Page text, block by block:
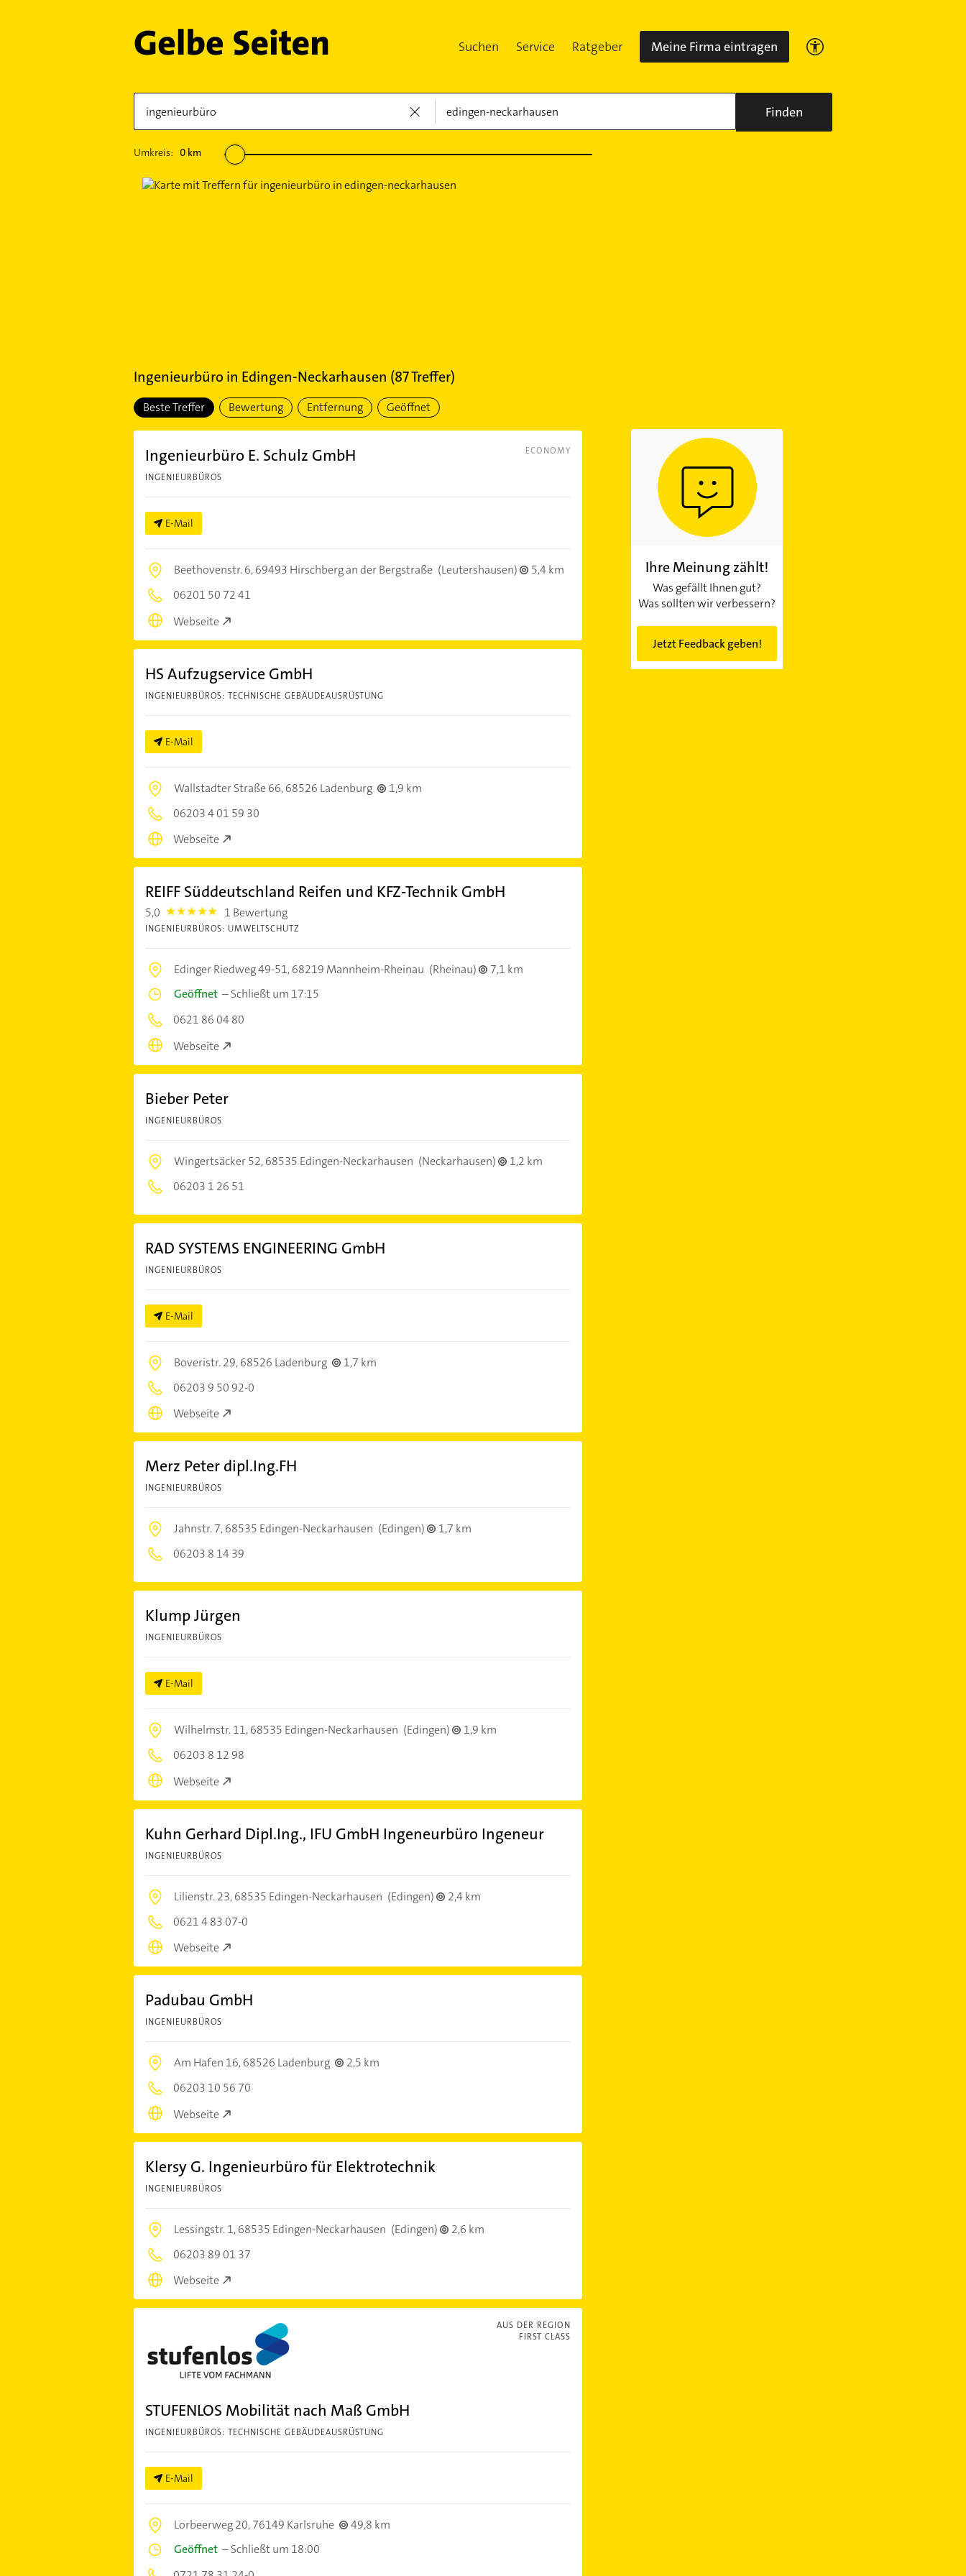
Suchen Service Ratgeber Meine Firma eintragen
Finden
Umkreis: 0km
Ingenieurbüro in Edingen-Neckarhausen (87Treffer)
Beste Treffer Bewertung Entfernung Geöffnet
ECONOMY
Ingenieurbüro E. Schulz GmbH
INGENIEURBÜROS
E-Mail
Beethovenstr. 6,69493 Hirschberg an der Bergstraße (Leutershausen)
5,4 km
06201 50 72 41
Webseite
HS Aufzugservice GmbH
INGENIEURBÜROS: TECHNISCHE GEBÄUDEAUSRÜSTUNG
E-Mail
Wallstadter Straße 66,68526 Ladenburg
1,9 km
06203 4 01 59 30
Webseite
REIFF Süddeutschland Reifen und KFZ-Technik GmbH
5,0 5.0 1 Bewertung
INGENIEURBÜROS: UMWELTSCHUTZ
Edinger Riedweg 49-51,68219 Mannheim-Rheinau (Rheinau)
7,1 km
Geöffnet–Schließt um 17:15
0621 86 04 80
Webseite
Bieber Peter
INGENIEURBÜROS
Wingertsäcker 52,68535 Edingen-Neckarhausen (Neckarhausen)
1,2 km
06203 1 26 51
RAD SYSTEMS ENGINEERING GmbH
INGENIEURBÜROS
E-Mail
Boveristr. 29,68526 Ladenburg
1,7 km
06203 9 50 92-0
Webseite
Merz Peter dipl.Ing.FH
INGENIEURBÜROS
Jahnstr. 7,68535 Edingen-Neckarhausen (Edingen)
1,7 km
06203 8 14 39
Klump Jürgen
INGENIEURBÜROS
E-Mail
Wilhelmstr. 11,68535 Edingen-Neckarhausen (Edingen)
1,9 km
06203 8 12 98
Webseite
Kuhn Gerhard Dipl.Ing., IFU GmbH Ingeneurbüro Ingeneur
INGENIEURBÜROS
Lilienstr. 23,68535 Edingen-Neckarhausen (Edingen)
2,4 km
0621 4 83 07-0
Webseite
Padubau GmbH
INGENIEURBÜROS
Am Hafen 16,68526 Ladenburg
2,5 km
06203 10 56 70
Webseite
Klersy G. Ingenieurbüro für Elektrotechnik
INGENIEURBÜROS
Lessingstr. 1,68535 Edingen-Neckarhausen (Edingen)
2,6 km
06203 89 01 37
Webseite
AUS DER REGION
FIRST CLASS
STUFENLOS Mobilität nach Maß GmbH
INGENIEURBÜROS: TECHNISCHE GEBÄUDEAUSRÜSTUNG
E-Mail
Lorbeerweg 20,76149 Karlsruhe
49,8 km
Geöffnet–Schließt um 18:00
Ihre Meinung zählt!
Was gefällt Ihnen gut?
Was sollten wir verbessern?
Jetzt Feedback geben!